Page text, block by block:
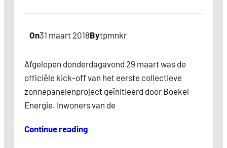
On31 maart 2018Bytpmnkr
Afgelopen donderdagavond 29 maart was de
officiële kick-off van het eerste collectieve
zonnepanelenproject geïnitieerd door Boekel
Energie. Inwoners van de
Continue reading